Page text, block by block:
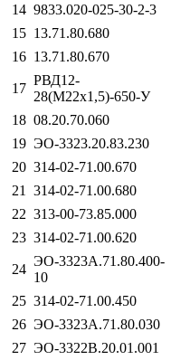
14 9833.020-025-30-2-3
15 13.71.80.680
16 13.71.80.670
17
РВД12-
28(М22х1,5)-650-У
18 08.20.70.060
19 ЭО-3323.20.83.230
20 314-02-71.00.670
21
314-02-71.00.680
22 313-00-73.85.000
23 314-02-71.00.620
24
ЭО-3323А.71.80.400-
10
25 314-02-71.00.450
26 ЭО-3323А.71.80.030
27 ЭО-3322В.20.01.001